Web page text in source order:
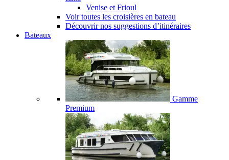
Venise et Frioul
Voir toutes les croisières en bateau
Découvrir nos suggestions d’itinéraires
Bateaux
Gamme
Premium